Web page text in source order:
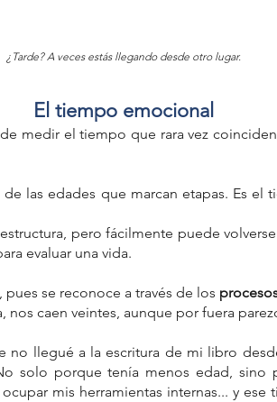
RogersCartografía EmocionalCharmed
Cultura pop
NiñoEl CarroEl Diablo (XV) Elisabeth Sparkle
Aryan® Proyecto Sentido Gestacional
Espadas Viktor Frankl
abundancia
emocional
agotamiento emocional
cuánticaansiedad contemporánea
tarot con enfoque terapéutico
¿Tarde? A veces estás llegando desde otro lugar.
El tiempo emocional
medir el tiempo que rara vez
las edades que marcan etapas. Es el
pero fácilmente puede
evaluar una vida.
se reconoce a través de los
nos caen veintes, aunque por fuera
no llegué a la escritura de mi libro
solo porque tenía menos edad, sino
mis herramientas internas... y